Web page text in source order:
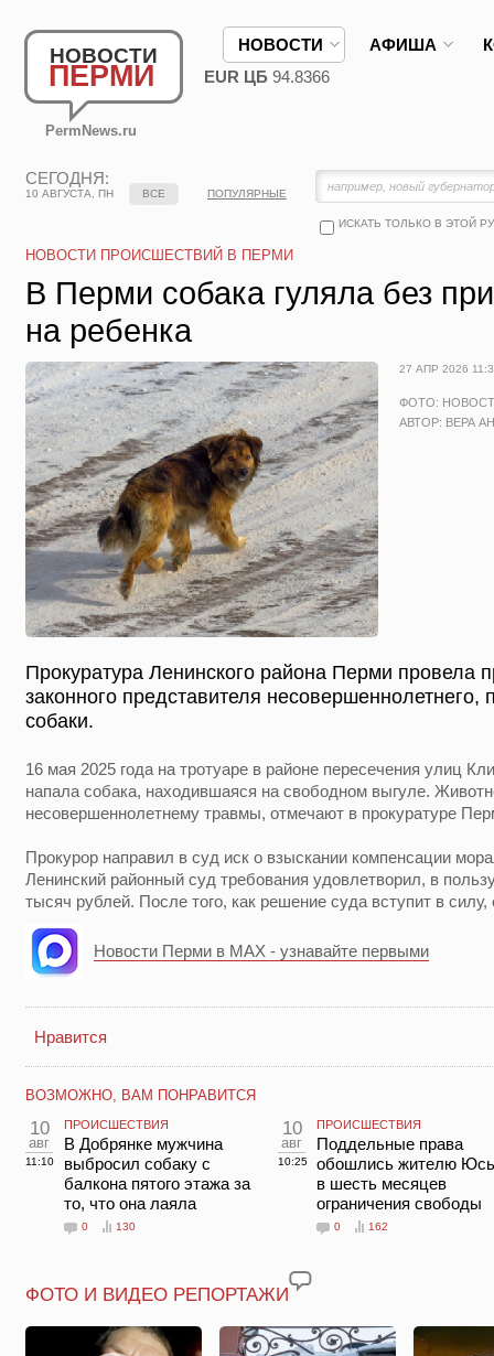
НОВОСТИ
ПЕРМИ
PermNews.ru
НОВОСТИ АФИША
EUR ЦБ 94.8366
СЕГОДНЯ:
10 АВГУСТА, ПН
ИСКАТЬ ТОЛЬКО В ЭТОЙ
ВСЕ ПОПУЛЯРНЫЕ
НОВОСТИ ПРОИСШЕСТВИЙ В ПЕРМИ
В Перми собака гуляла без
на ребенка
27 АПР 2026
ФОТО:
АВТОР: ВЕРА
Прокуратура Ленинского района Перми провела
законного представителя несовершеннолетнего,
собаки.
16 мая 2025 года на тротуаре в районе пересечения улиц
напала собака, находившаяся на свободном выгуле.
несовершеннолетнему травмы, отмечают в прокуратуре
Прокурор направил в суд иск о взыскании компенсации
Ленинский районный суд требования удовлетворил, в
тысяч рублей. После того, как решение суда вступит в силу,
Новости Перми в MAX - узнавайте первыми
Нравится
ВОЗМОЖНО, ВАМ ПОНРАВИТСЯ
10
авг
11:10
ПРОИСШЕСТВИЯ
В Добрянке мужчина
выбросил собаку с
балкона пятого этажа за
то, что она лаяла
0 130
10
авг
10:25
ПРОИСШЕСТВИЯ
Поддельные права
обошлись жителю
в шесть месяцев
ограничения свободы
0 162
ФОТО И ВИДЕО РЕПОРТАЖИ